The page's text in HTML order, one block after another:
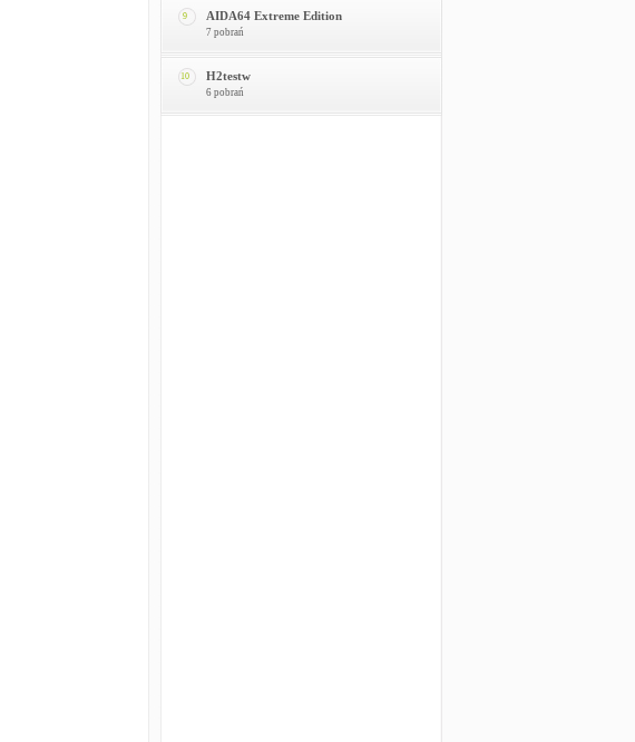
9 AIDA64 Extreme Edition
7 pobrań
10 H2testw
6 pobrań